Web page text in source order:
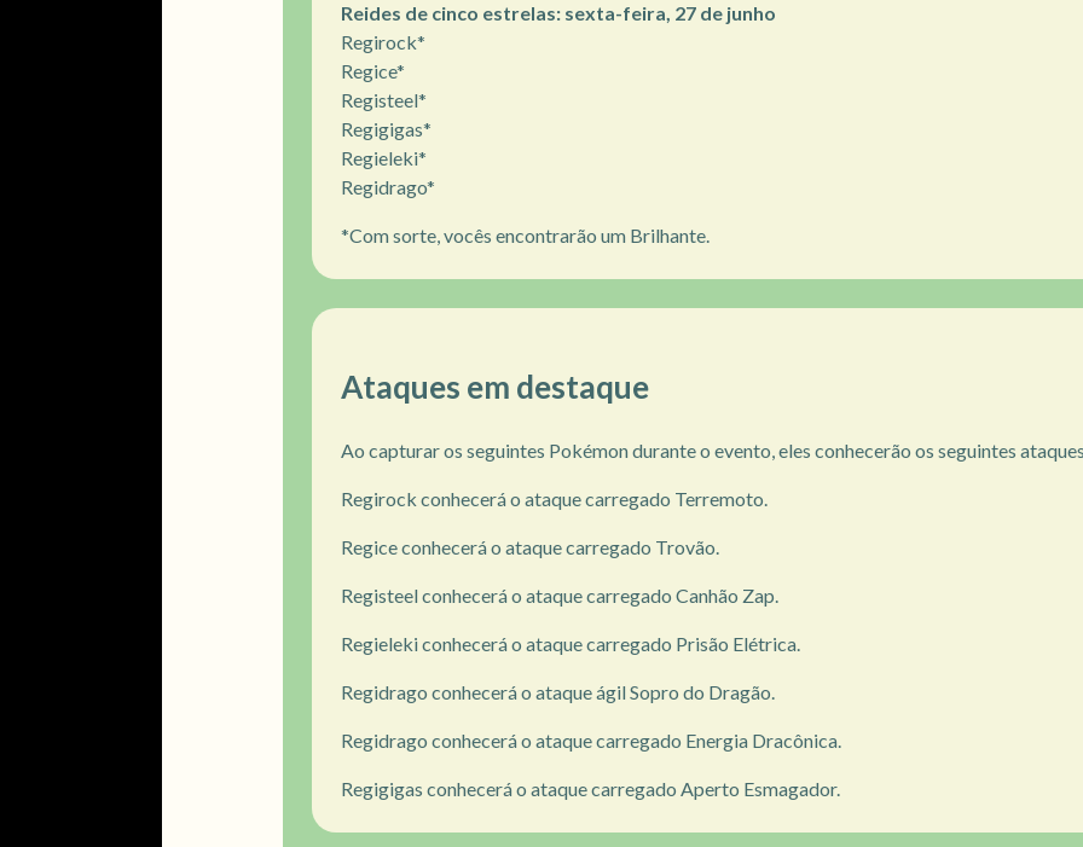
Reides de cinco estrelas: sexta-feira, 27 de junho
Regirock*
Regice*
Registeel*
Regigigas*
Regieleki*
Regidrago*
*Com sorte, vocês encontrarão um Brilhante.
Ataques em destaque
Ao capturar os seguintes Pokémon durante o evento, eles conhecerão os seguintes
Regirock conhecerá o ataque carregado Terremoto.
Regice conhecerá o ataque carregado Trovão.
Registeel conhecerá o ataque carregado Canhão Zap.
Regieleki conhecerá o ataque carregado Prisão Elétrica.
Regidrago conhecerá o ataque ágil Sopro do Dragão.
Regidrago conhecerá o ataque carregado Energia Dracônica.
Regigigas conhecerá o ataque carregado Aperto Esmagador.